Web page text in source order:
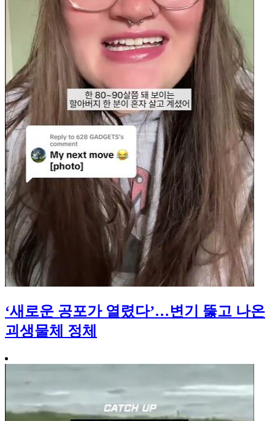
‘새로운 공포가 열렸다’…변기 뚫고 나온
괴생물체 정체